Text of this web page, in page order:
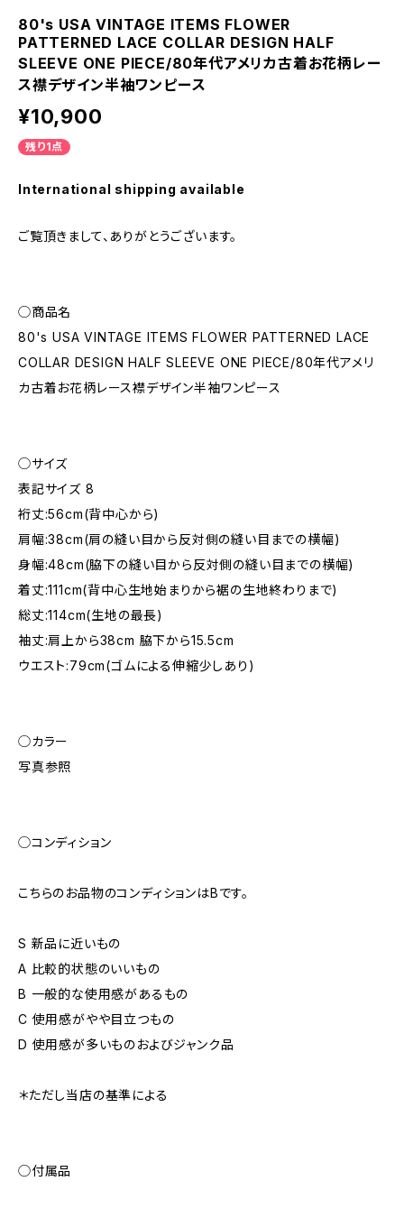
80's USA VINTAGE ITEMS FLOWER
PATTERNED LACE COLLAR DESIGN HALF
SLEEVE ONE PIECE/80年代アメリカ古着お花柄レー
ス襟デザイン半袖ワンピース
¥10,900
残り1点
International shipping available
ご覧頂きまして、ありがとうございます。
◯商品名
80's USA VINTAGE ITEMS FLOWER PATTERNED LACE
COLLAR DESIGN HALF SLEEVE ONE PIECE/80年代アメリ
カ古着お花柄レース襟デザイン半袖ワンピース
◯サイズ
表記サイズ 8
裄丈:56cm(背中心から)
肩幅:38cm(肩の縫い目から反対側の縫い目までの横幅)
身幅:48cm(脇下の縫い目から反対側の縫い目までの横幅)
着丈:111cm(背中心生地始まりから裾の生地終わりまで)
総丈:114cm(生地の最長)
袖丈:肩上から38cm 脇下から15.5cm
ウエスト:79cm(ゴムによる伸縮少しあり)
◯カラー
写真参照
◯コンディション
こちらのお品物のコンディションはBです。
S 新品に近いもの
A 比較的状態のいいもの
B 一般的な使用感があるもの
C 使用感がやや目立つもの
D 使用感が多いものおよびジャンク品
＊ただし当店の基準による
◯付属品